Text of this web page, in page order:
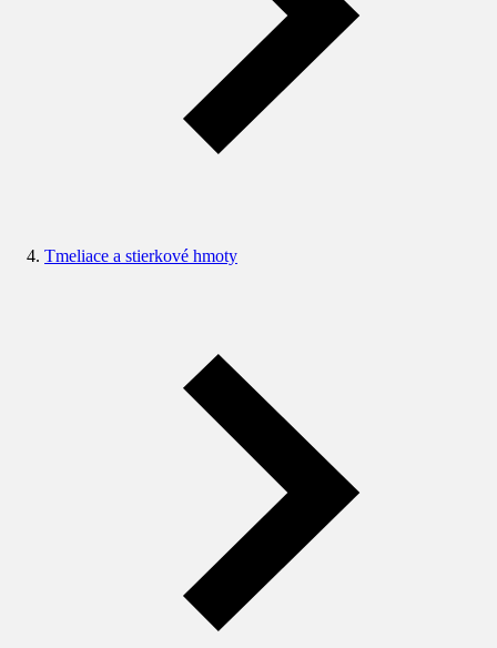
Tmeliace a stierkové hmoty